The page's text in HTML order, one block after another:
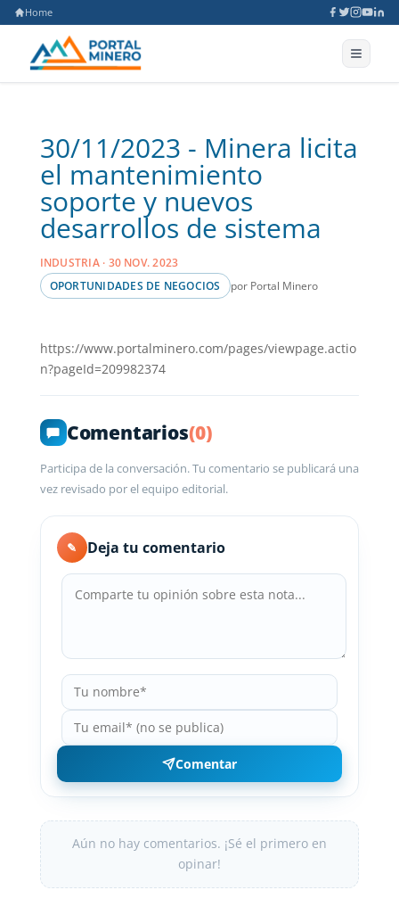
Home
30/11/2023 - Minera licita
el mantenimiento
soporte y nuevos
desarrollos de sistema
INDUSTRIA · 30 NOV. 2023
OPORTUNIDADES DE NEGOCIOS
por Portal Minero
https://www.portalminero.com/pages/viewpage.actio
n?pageId=209982374
Comentarios(0)
Participa de la conversación. Tu comentario se publicará una
vez revisado por el equipo editorial.
✎ Deja tu comentario
Comentar
Aún no hay comentarios. ¡Sé el primero en
opinar!